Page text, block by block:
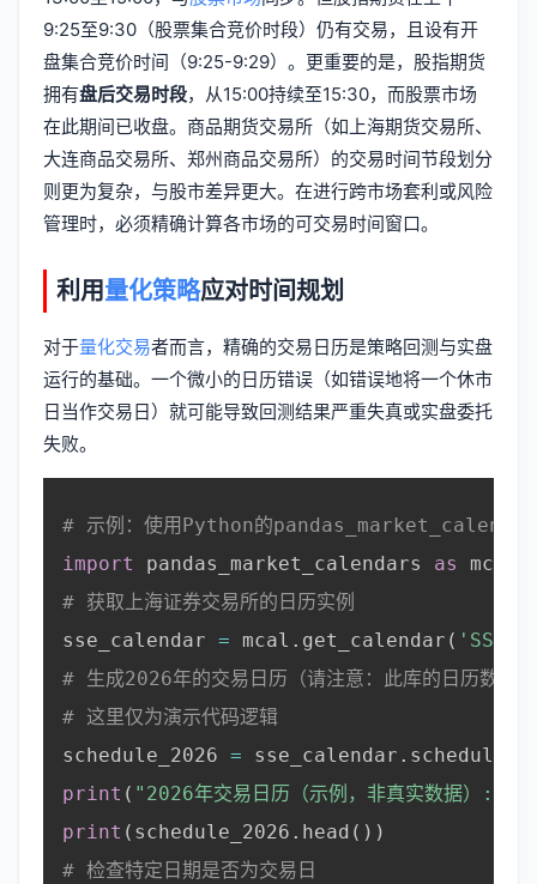
9:25至9:30（股票集合竞价时段）仍有交易，且设有开
盘集合竞价时间（9:25-9:29）。更重要的是，股指期货
拥有盘后交易时段，从15:00持续至15:30，而股票市场
在此期间已收盘。商品期货交易所（如上海期货交易所、
大连商品交易所、郑州商品交易所）的交易时间节段划分
则更为复杂，与股市差异更大。在进行跨市场套利或风险
管理时，必须精确计算各市场的可交易时间窗口。
利用量化策略应对时间规划
对于量化交易者而言，精确的交易日历是策略回测与实盘
运行的基础。一个微小的日历错误（如错误地将一个休市
日当作交易日）就可能导致回测结果严重失真或实盘委托
失败。
# 示例：使用Python的pandas_market_calendars
import
pandas_market_calendars as
mcal
# 获取上海证券交易所的日历实例
sse_calendar = mcal . get_calendar ( 'SSE'
# 生成2026年的交易日历（请注意：此库的日历数据
# 这里仅为演示代码逻辑
schedule_2026 = sse_calendar . schedule
print ( "2026年交易日历（示例，非真实数据）:"
print ( schedule_2026 . head ( ) )
# 检查特定日期是否为交易日